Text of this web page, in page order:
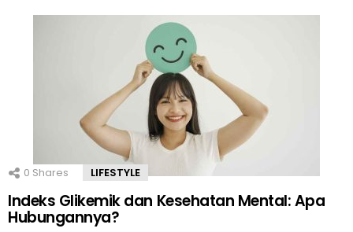
0 Shares LIFESTYLE
Indeks Glikemik dan Kesehatan Mental: Apa
Hubungannya?